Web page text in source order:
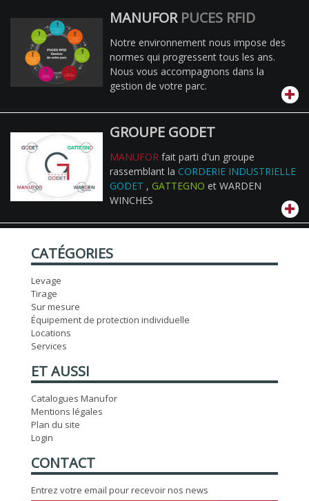
MANUFOR PUCES RFID
Notre environnement nous impose des
normes qui progressent tous les ans.
Nous vous accompagnons dans la
gestion de votre parc.
GROUPE GODET
MANUFOR fait parti d'un groupe
rassemblant la CORDERIE INDUSTRIELLE
GODET , GATTEGNO et WARDEN
WINCHES
CATÉGORIES
Levage
Tirage
Sur mesure
Équipement de protection individuelle
Locations
Services
ET AUSSI
Catalogues Manufor
Mentions légales
Plan du site
Login
CONTACT
Entrez votre email pour recevoir nos news